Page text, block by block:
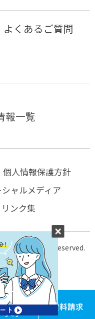
校見学・個別相
体験入
よくあるご質問
報一覧
個人情報保護方針
シャルメディア
リンク集
All Rights Reserved.